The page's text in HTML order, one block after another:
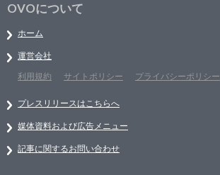
OVOについて
ホーム
運営会社
利用規約
サイトポリシー プライバシーポリシー
プレスリリースはこちらへ
媒体資料および広告メニュー
記事に関するお問い合わせ